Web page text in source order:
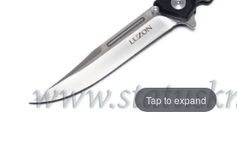
Tap to expand